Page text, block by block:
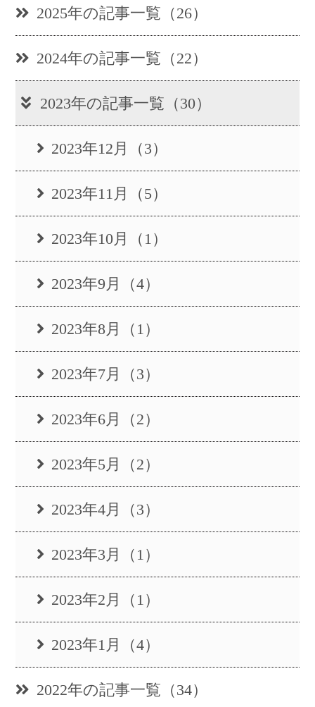
2025年の記事一覧（26）
2024年の記事一覧（22）
2023年の記事一覧（30）
2023年12月（3）
2023年11月（5）
2023年10月（1）
2023年9月（4）
2023年8月（1）
2023年7月（3）
2023年6月（2）
2023年5月（2）
2023年4月（3）
2023年3月（1）
2023年2月（1）
2023年1月（4）
2022年の記事一覧（34）